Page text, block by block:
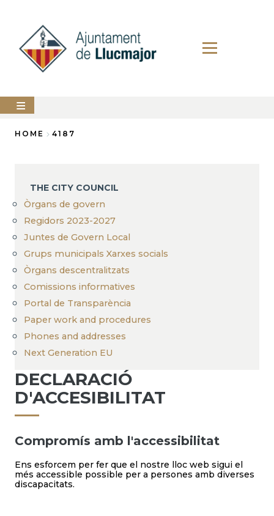
content
The
city
Services
PERFIL
DEL
CONTRACTANT
ANUNCIS
HOME 4187
THE CITY COUNCIL
Òrgans de govern
Regidors 2023-2027
Juntes de Govern Local
Grups municipals Xarxes socials
Òrgans descentralitzats
Comissions informatives
Portal de Transparència
Paper work and procedures
Phones and addresses
Next Generation EU
DECLARACIÓ
D'ACCESIBILITAT
Compromís amb l'accessibilitat
Ens esforcem per fer que el nostre lloc web sigui el
més accessible possible per a persones amb diverses
discapacitats.